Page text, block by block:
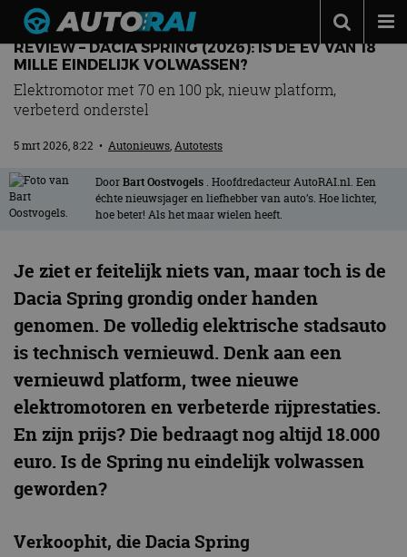
Autonieuws
Podcast
Adverteren
MotorRAI.nl
REVIEW – DACIA SPRING (2026): IS DE EV VAN 18
MILLE EINDELIJK VOLWASSEN?
Elektromotor met 70 en 100 pk, nieuw platform,
verbeterd onderstel
5 mrt 2026, 8:22 • Autonieuws,Autotests
DoorBart Oostvogels . Hoofdredacteur AutoRAI.nl. Een
échte nieuwsjager en liefhebber van auto’s. Hoe lichter,
hoe beter! Als het maar wielen heeft.
Je ziet er feitelijk niets van, maar toch is de
Dacia Spring grondig onder handen
genomen. De volledig elektrische stadsauto
is technisch vernieuwd. Denk aan een
vernieuwd platform, twee nieuwe
elektromotoren en verbeterde rijprestaties.
En zijn prijs? Die bedraagt nog altijd 18.000
euro. Is de Spring nu eindelijk volwassen
geworden?
Verkoophit, die Dacia Spring